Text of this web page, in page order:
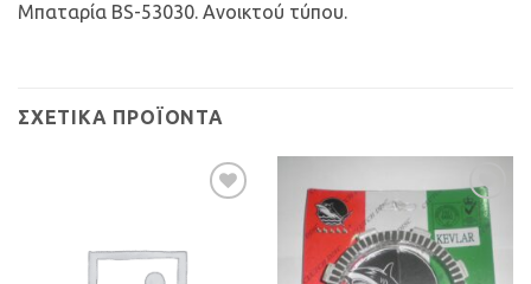
Μπαταρία BS-53030. Ανοικτού τύπου.
ΣΧΕΤΙΚΆ ΠΡΟΪΌΝΤΑ
Επιθυμιών
Προσθήκη
στη Λίστα
Επιθυμιών